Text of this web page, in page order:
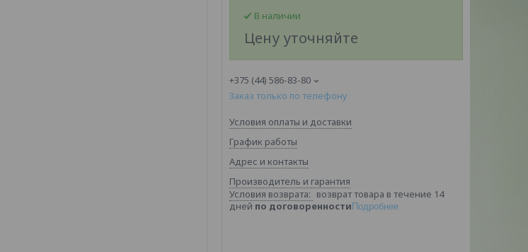
В наличии
Цену уточняйте
+375 (44) 586-83-80
Заказ только по телефону
Условия оплаты и доставки
График работы
Адрес и контакты
Производитель и гарантия
возврат товара в течение 14
дней по договоренности Подробнее